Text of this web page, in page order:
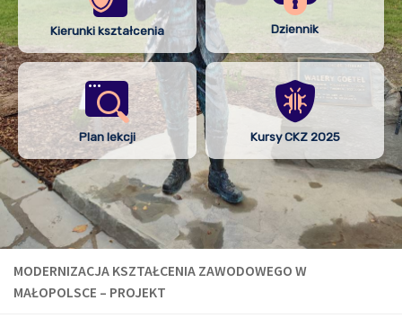
Kierunki kształcenia Dziennik
Plan lekcji Kursy CKZ 2025
MODERNIZACJA KSZTAŁCENIA ZAWODOWEGO W
MAŁOPOLSCE – PROJEKT